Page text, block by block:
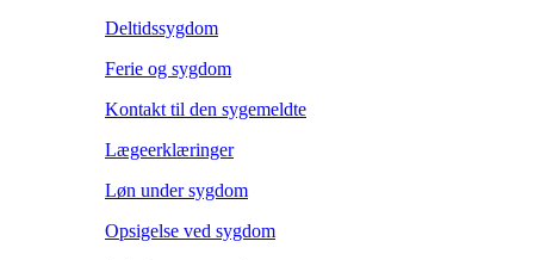
Deltidssygdom
Ferie og sygdom
Kontakt til den sygemeldte
Lægeerklæringer
Løn under sygdom
Opsigelse ved sygdom